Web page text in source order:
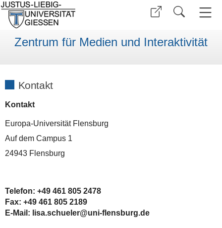
Zentrum für Medien und Interaktivität
Kontakt
Kontakt
Europa-Universität Flensburg
Auf dem Campus 1
24943 Flensburg
Telefon: +49 461 805 2478
Fax: +49 461 805 2189
E-Mail : lisa.schueler@uni-flensburg.de